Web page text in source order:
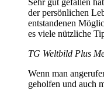
Sehr gut gefallen
der persönlichen
entstandenen
es viele nützliche
TG Weltbild Plus
Wenn man
geholfen und auch